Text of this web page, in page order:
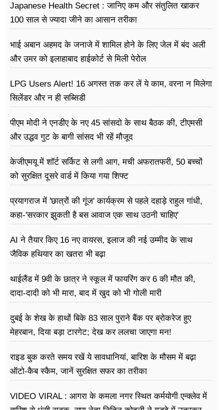
Japanese Health Secret : जानिए कम और संतुलित खाकर
100 साल से ज्यादा जीने का आसान तरीका
भाई अबान अहमद के जनाजे में शामिल होने के लिए जेल में बंद अली
और उमर को इलाहाबाद हाईकोर्ट से मिली पेरोल
LPG Users Alert! 16 अगस्त तक कर लें ये काम, वरना न मिलेगा
सिलेंडर और न ही सब्सिडी
पीएम मोदी ने एनडीए के नए 45 सांसदो के साथ बैठक की, टीएमसी
और उद्धव गुट के बागी सांसद भी रहें मौजूद
केजीएमयू में शॉर्ट सर्किट से लगी आग, मची अफरातफरी, 50 बच्चों
को सुरक्षित दूसरे वार्ड में किया गया शिफ्ट
प्रयागराज में 'छात्रों की गूंज' कार्यक्रम से पहले दहाड़े राहुल गांधी,
कहा-'सरकार झुकती है बस आवाज एक साथ उठनी चाहिए'
AI ने तैयार किए 16 नए वायरस, इलाज की नई उम्मीद के साथ
जैविक हथियार का खतरा भी बढ़ा
थाईलैंड में 9वी के छात्र ने स्कूल में फायरिंग कर 6 की मौत की,
दादा-दादी को भी मारा, बाद में खुद को भी गोली मारी
दुबई के शेख के हाथों बिके 83 साल पुराने बैंक पर ब्रोकरेज हुए
मेहरबान, दिया बड़ा टारगेट; देख कर ललचा जाएगा मन!
राइड बुक करते समय रखें ये सावधानियां, बारिश के मौसम में बढ़ा
ऑटो-कैब स्कैम, जानें सुरक्षित सफर का तरीका
VIDEO VIRAL : आगरा के कमला नगर स्थित कर्मयोगी एन्क्लेव में